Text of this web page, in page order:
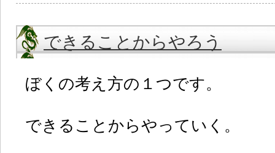
できることからやろう
ぼくの考え方の１つです。
できることからやっていく。